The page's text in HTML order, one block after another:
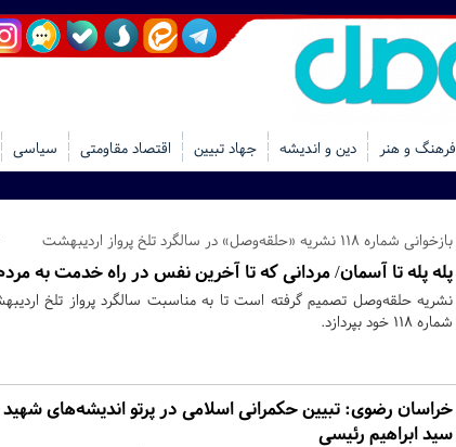
فرهنگ و هنر دین و اندیشه جهاد تبیین اقتصاد مقاومتی سیاسی
بازخوانی شماره 118 نشریه «حلقه‌وصل» در سالگرد تلخ پرواز اردیبهشت
پله پله تا آسمان/ مردانی که تا آخرین نفس در راه خدمت به
نشریه حلقه‌وصل تصمیم گرفته‌ است تا به مناسبت سالگرد پرواز تلخ
شماره 118 خود بپردازد.
خراسان رضوی: تبیین حکمرانی اسلامی در پرتو اندیشه‌های شهید
سید ابراهیم رئیسی